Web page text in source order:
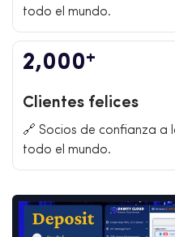
todo el mundo.
2,000+
Clientes felices
🔗 Socios de confianza a
todo el mundo.